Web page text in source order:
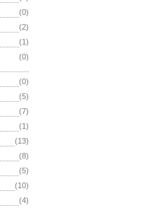
(0)
(2)
(1)
(0)
(0)
(5)
(7)
(1)
(13)
(8)
(5)
(10)
(4)